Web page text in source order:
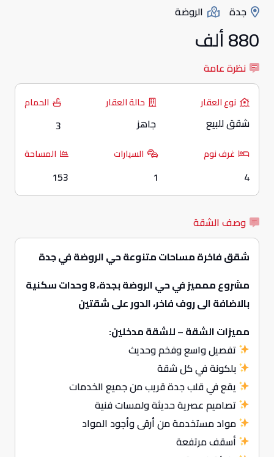
جدة الروضة
880 ألف
نظرة عامة
نوع العقار
شقق للبيع
حالة العقار
جاهز
الحمام
3
غرف نوم
4
السيارات
1
المساحة
153
وصف الشقة
شقق فاخرة مساحات متنوعة حي الروضة في جدة
مشروع ممميز في حي الروضة بجدة، 8 وحدات سكنية
بالاضافة الى روف فاخر، الدور على شقتين
مميزات الشقة – للشقة مدخلين:
تفصيل واسع وفخم وحديث
بلكونة في كل شقة
يقع في قلب جدة قريب من جميع الخدمات
تصاميم عصرية حديثة ولمسات فنية
مواد مستخدمة من أرقى وأجود المواد
أسقف مرتفعة